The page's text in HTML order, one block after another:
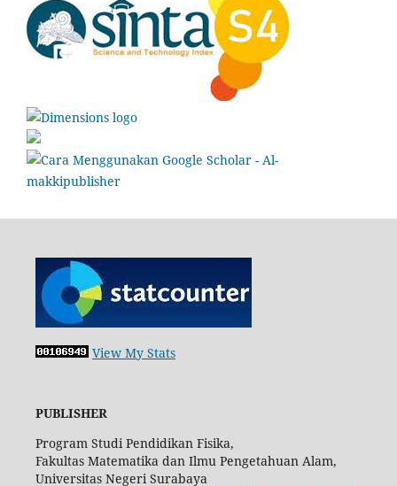
View My Stats
PUBLISHER
Program Studi Pendidikan Fisika,
Fakultas Matematika dan Ilmu Pengetahuan Alam,
Universitas Negeri Surabaya